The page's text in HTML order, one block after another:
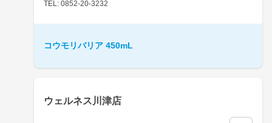
TEL: 0852-20-3232
コウモリバリア 450mL
ウェルネス川津店